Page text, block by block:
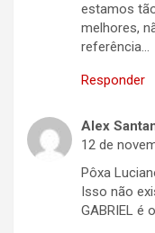
estamos
melhores,
referência…
Responder
Alex
12 de
Pôxa
Isso não
GABRIEL é